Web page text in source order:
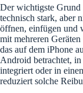
Der wichtigste
technisch stark, aber
öffnen, einfügen und
mit mehreren
das auf dem iPhone
Android betrachtet,
integriert oder in
reduziert solche